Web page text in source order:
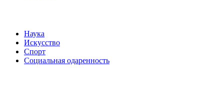
Наука
Искусство
Спорт
Социальная одаренность